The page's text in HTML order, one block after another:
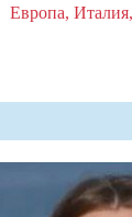
Европа Италия